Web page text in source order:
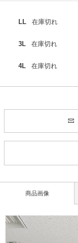
LL 在庫切れ
3L 在庫切れ
4L 在庫切れ
商品画像